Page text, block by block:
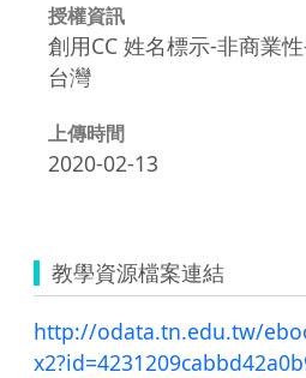
授權資訊
創用CC 姓名標示-非商業
台灣
上傳時間
2020-02-13
教學資源檔案連結
http://odata.tn.edu.tw/